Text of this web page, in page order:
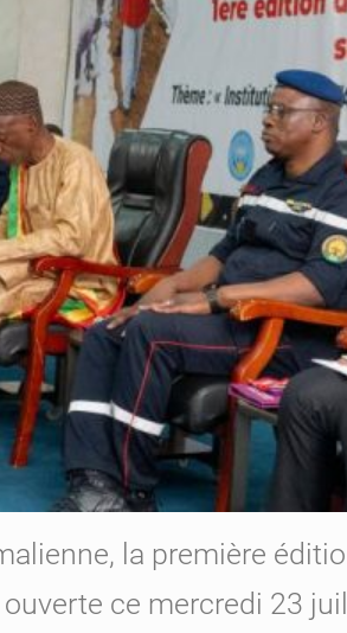
la première
ouverte ce mercredi 23